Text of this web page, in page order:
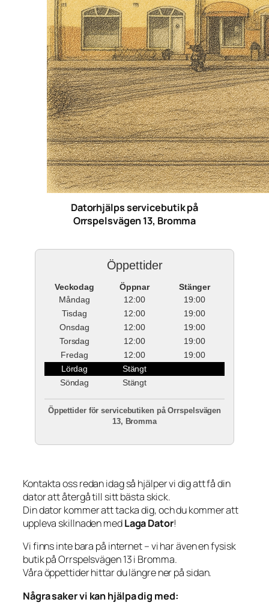
Datorhjälps servicebutik på
Orrspelsvägen 13, Bromma
Öppettider
Veckodag Öppnar
Stänger
Måndag
12:00
19:00
Tisdag
12:00
19:00
Onsdag
12:00
19:00
Torsdag
12:00
19:00
Fredag
12:00
19:00
Lördag
Stängt
Söndag
Stängt
Öppettider för servicebutiken på Orrspelsvägen
13, Bromma
Kontakta oss redan idag så hjälper vi dig att få din
dator att återgå till sitt bästa skick.
Din dator kommer att tacka dig, och du kommer att
uppleva skillnaden medLaga Dator!
Vi finns inte bara på internet – vi har även en fysisk
butik på Orrspelsvägen 13 i Bromma.
Våra öppettider hittar du längre ner på sidan.
Några saker vi kan hjälpa dig med: